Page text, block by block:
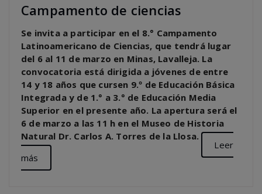
Campamento de ciencias
Se invita a participar en el 8.° Campamento
Latinoamericano de Ciencias, que tendrá lugar
del 6 al 11 de marzo en Minas, Lavalleja. La
convocatoria está dirigida a jóvenes de entre
14 y 18 años que cursen 9.º de Educación Básica
Integrada y de 1.° a 3.° de Educación Media
Superior en el presente año. La apertura será el
6 de marzo a las 11 h en el Museo de Historia
Natural Dr. Carlos A. Torres de la Llosa.
Leer
más